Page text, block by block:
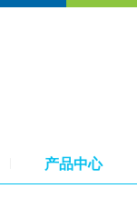
产品中心